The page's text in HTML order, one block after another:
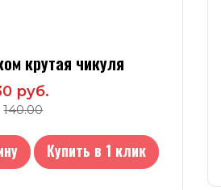
крутая чикуля
руб.
140.00
Купить в 1 клик